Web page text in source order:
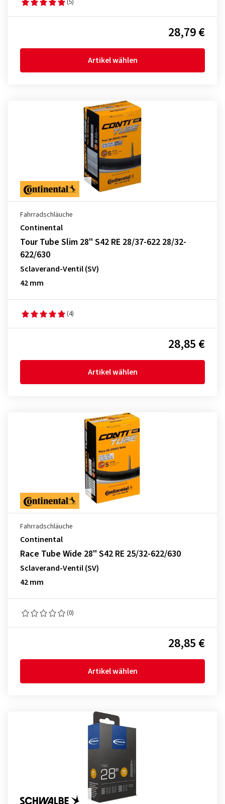
28,79 €
Artikel wählen
Fahrradschläuche
Continental
Tour Tube Slim 28" S42 RE 28/37-622 28/32-
622/630
Sclaverand-Ventil (SV)
42 mm
(4)
28,85 €
Artikel wählen
Fahrradschläuche
Continental
Race Tube Wide 28" S42 RE 25/32-622/630
Sclaverand-Ventil (SV)
42 mm
(0)
28,85 €
Artikel wählen